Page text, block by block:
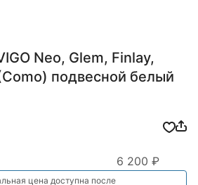
Neo, Glem, Finlay,
подвесной белый
6 200 ₽
цена доступна после